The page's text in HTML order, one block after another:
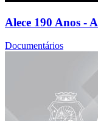
Alece 190 Anos -
Documentários